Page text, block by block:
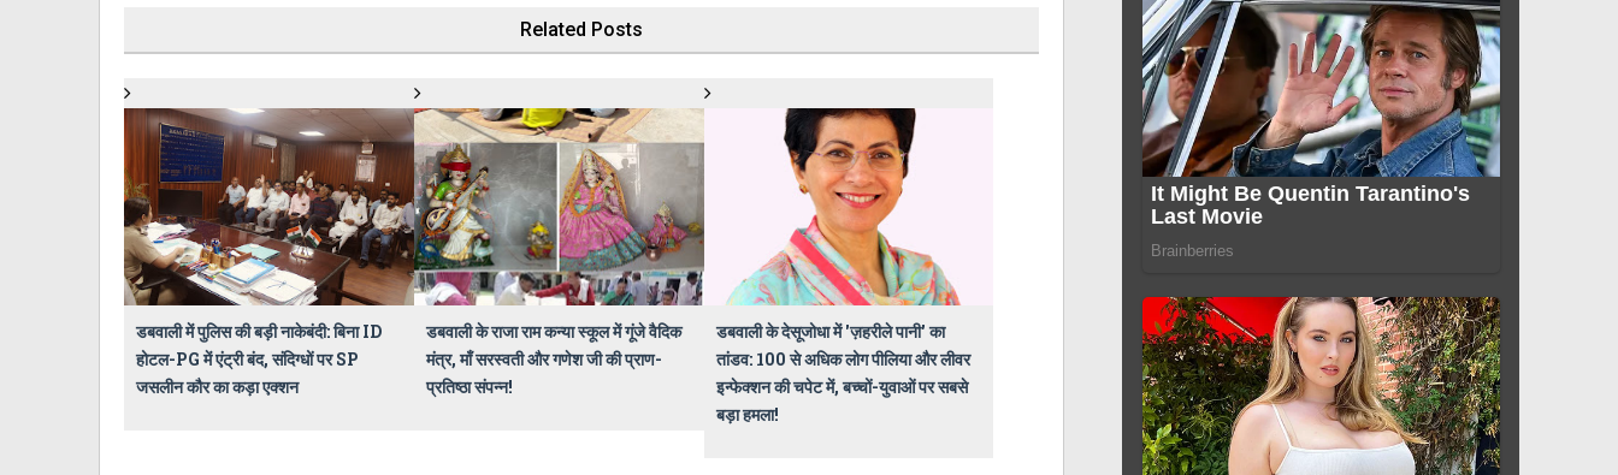
Related Posts
डबवाली में पुलिस की बड़ी नाकेबंदी: बिना ID
होटल-PG में एंट्री बंद, संदिग्धों पर SP
जसलीन कौर का कड़ा एक्शन
डबवाली के राजा राम कन्या स्कूल में गूंजे वैदिक
मंत्र, माँ सरस्वती और गणेश जी की प्राण-
प्रतिष्ठा संपन्न!
डबवाली के देसूजोधा में 'ज़हरीले पानी' का
तांडव: 100 से अधिक लोग पीलिया और लीवर
इन्फेक्शन की चपेट में, बच्चों-युवाओं पर सबसे
बड़ा हमला!